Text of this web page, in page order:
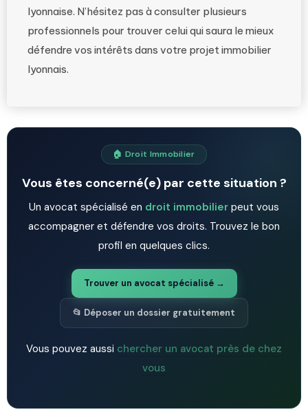
lyonnaise. N’hésitez pas à consulter plusieurs
professionnels pour trouver celui qui saura le mieux
défendre vos intérêts dans votre projet immobilier
lyonnais.
🏠 Droit Immobilier
Vous êtes concerné(e) par cette situation ?
Un avocat spécialisé en droit immobilier peut vous
accompagner et défendre vos droits. Trouvez le bon
profil en quelques clics.
Trouver un avocat spécialisé →
📂 Déposer un dossier gratuitement
Vous pouvez aussi chercher un avocat près de chez
vous